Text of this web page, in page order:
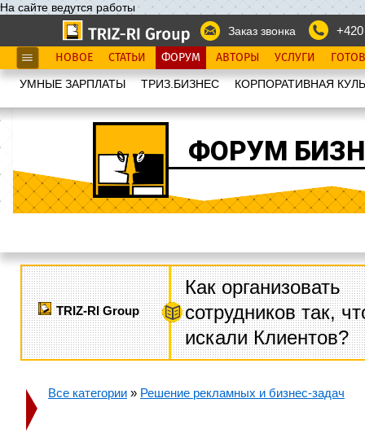
На сайте ведутся работы
Заказ звонка
НОВОЕ СТАТЬИ ФОРУМ АВТОРЫ УСЛУГИ
УМНЫЕ ЗАРПЛАТЫ ТРИЗ.БИЗНЕС КОРПОРАТИВНАЯ
ФОРУМ
TRIZ-RI Group
Как организовать
сотрудников так,
искали Клиентов?
Все категории » Решение рекламных и бизнес-задач